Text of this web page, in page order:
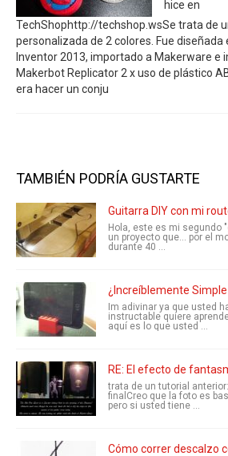
hice en
TechShophttp://techshop.wsSe trata de
personalizada de 2 colores. Fue diseñada
Inventor 2013, importado a Makerware e
Makerbot Replicator 2 x uso de plástico
era hacer un conju
TAMBIÉN PODRÍA GUSTARTE
Guitarra DIY con mi
Hola, este es mi segundo
un proyecto que... por el
durante 40 ...
¿Increíblemente
Im adivinar ya que usted
instructable quiere
aquí es lo que usted ...
RE: El efecto de
trata de un tutorial
finalCreo que la foto es
pero si usted tiene ...
Cómo correr descalzo